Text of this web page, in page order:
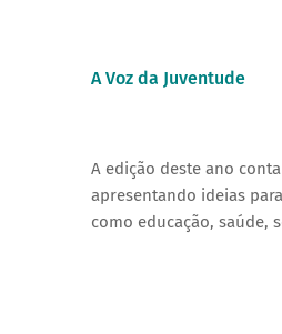
A Voz da Juventude
A edição deste ano
apresentando ideias
como educação, saúde,